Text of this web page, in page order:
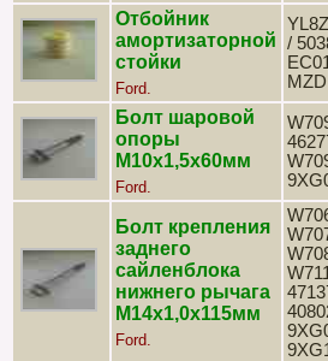
Отбойник
амортизаторной
стойки
Ford.
/
Болт шаровой
опоры
М10х1,5х60мм
Ford.
Болт крепления
заднего
сайленблока
нижнего рычага
М14х1,0х115мм
Ford.